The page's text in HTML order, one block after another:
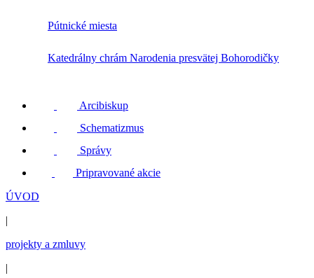
Pútnické miesta
Katedrálny chrám Narodenia presvätej Bohorodičky
Arcibiskup
Schematizmus
Správy
Pripravované akcie
ÚVOD
|
projekty a zmluvy
|